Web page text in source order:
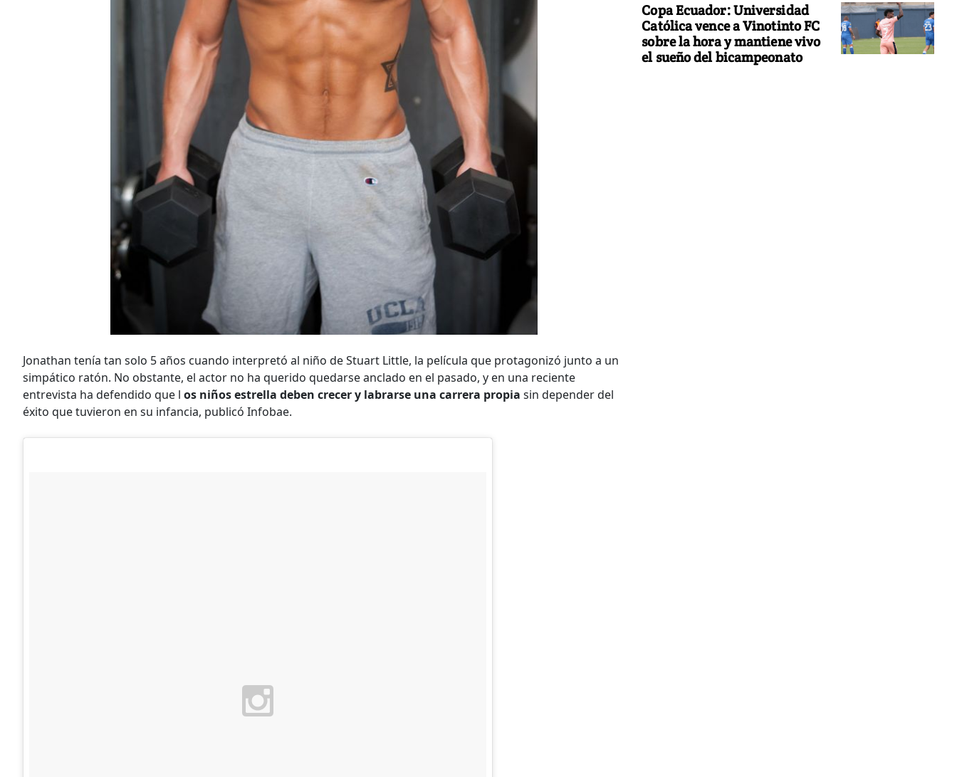
Jonathan tenía tan solo 5 años cuando interpretó al niño de Stuart Little, la película que protagonizó junto a un
simpático ratón. No obstante, el actor no ha querido quedarse anclado en el pasado, y en una reciente
entrevista ha defendido que l os niños estrella deben crecer y labrarse una carrera propia sin depender del
éxito que tuvieron en su infancia, publicó Infobae.
Copa Ecuador: Universidad
Católica vence a Vinotinto FC
sobre la hora y mantiene vivo
el sueño del bicampeonato